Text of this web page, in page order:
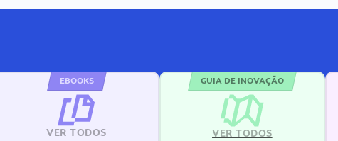
EBOOKS
VER TODOS
GUIA DE INOVAÇÃO
VER TODOS